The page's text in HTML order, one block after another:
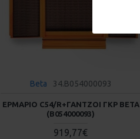
Beta 34.B054000093
ΕΡΜΆΡΙΟ C54/R+ΓΆΝΤΖΟΙ ΓΚΡ BETA
(Β054000093)
919,77€